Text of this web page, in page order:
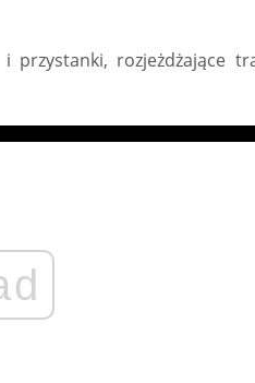
przystanki, rozjeżdżające